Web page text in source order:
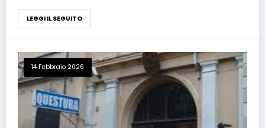
LEGGI IL SEGUITO
14 Febbraio 2026